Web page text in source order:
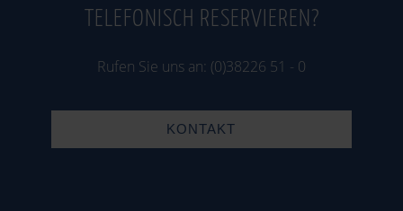
TELEFONISCH RESERVIEREN?
Rufen Sie uns an: (0)38226 51 - 0
KONTAKT